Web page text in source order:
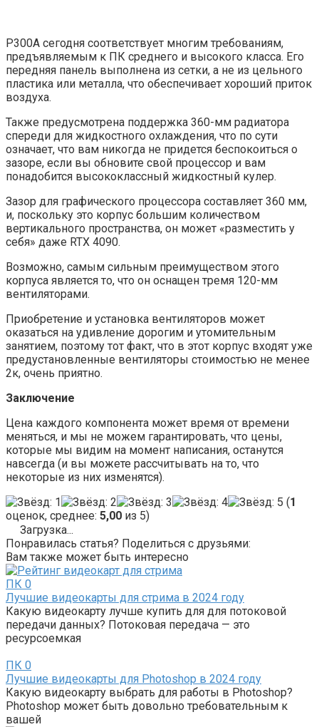
P300A сегодня соответствует многим требованиям,
предъявляемым к ПК среднего и высокого класса. Его
передняя панель выполнена из сетки, а не из цельного
пластика или металла, что обеспечивает хороший приток
воздуха.
Также предусмотрена поддержка 360-мм радиатора
спереди для жидкостного охлаждения, что по сути
означает, что вам никогда не придется беспокоиться о
зазоре, если вы обновите свой процессор и вам
понадобится высококлассный жидкостный кулер.
Зазор для графического процессора составляет 360 мм,
и, поскольку это корпус большим количеством
вертикального пространства, он может «разместить у
себя» даже RTX 4090.
Возможно, самым сильным преимуществом этого
корпуса является то, что он оснащен тремя 120-мм
вентиляторами.
Приобретение и установка вентиляторов может
оказаться на удивление дорогим и утомительным
занятием, поэтому тот факт, что в этот корпус входят уже
предустановленные вентиляторы стоимостью не менее
2к, очень приятно.
Заключение
Цена каждого компонента может время от времени
меняться, и мы не можем гарантировать, что цены,
которые мы видим на момент написания, останутся
навсегда (и вы можете рассчитывать на то, что
некоторые из них изменятся).
(1
оценок, среднее: 5,00 из 5)
Загрузка...
Понравилась статья? Поделиться с друзьями:
Вам также может быть интересно
ПК 0
Лучшие видеокарты для стрима в 2024 году
Какую видеокарту лучше купить для для потоковой
передачи данных? Потоковая передача — это
ресурсоемкая
ПК 0
Лучшие видеокарты для Photoshop в 2024 году
Какую видеокарту выбрать для работы в Photoshop?
Photoshop может быть довольно требовательным к
вашей